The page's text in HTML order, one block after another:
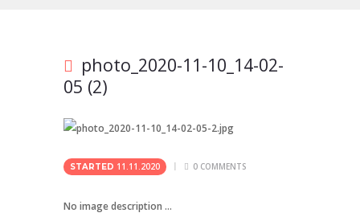
photo_2020-11-10_14-02-
05 (2)
STARTED 11.11.2020 0COMMENTS
No image description ...